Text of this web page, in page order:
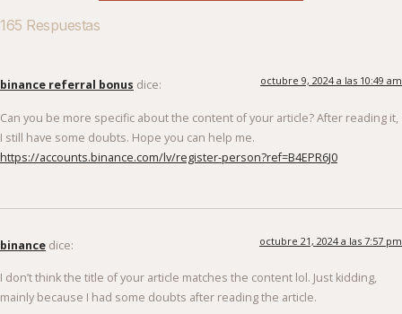
165 Respuestas
binance referral bonus dice: octubre 9, 2024 a las 10:49 am
Can you be more specific about the content of your article? After reading it,
I still have some doubts. Hope you can help me.
https://accounts.binance.com/lv/register-person?ref=B4EPR6J0
binance dice: octubre 21, 2024 a las 7:57 pm
I don’t think the title of your article matches the content lol. Just kidding,
mainly because I had some doubts after reading the article.